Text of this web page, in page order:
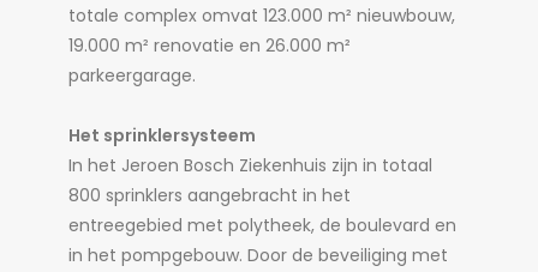
totale complex omvat 123.000 m² nieuwbouw,
19.000 m² renovatie en 26.000 m²
parkeergarage.
Het sprinklersysteem
In het Jeroen Bosch Ziekenhuis zijn in totaal
800 sprinklers aangebracht in het
entreegebied met polytheek, de boulevard en
in het pompgebouw. Door de beveiliging met